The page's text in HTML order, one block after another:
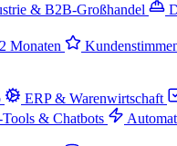
& B2B-Großhandel
Monaten
ERP & Warenwirtschaft
& Chatbots